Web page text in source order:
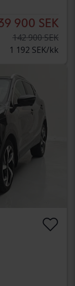
900 SEK
142 900 SEK
1 192 SEK/kk